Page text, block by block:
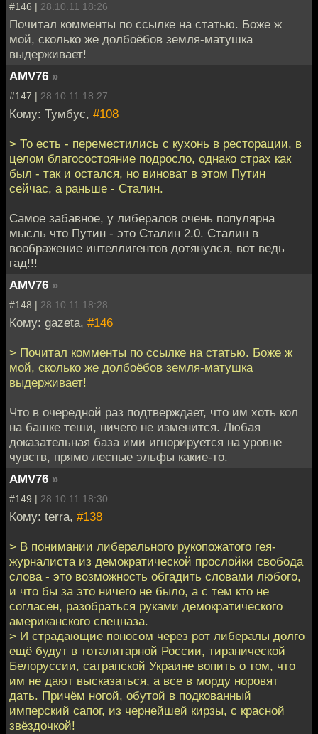
#146 | 28.10.11 18:26
Почитал комменты по ссылке на статью. Боже ж
мой, сколько же долбоёбов земля-матушка
выдерживает!
AMV76 »
#147 | 28.10.11 18:27
Кому: Тумбус, #108
> То есть - переместились с кухонь в ресторации, в
целом благосостояние подросло, однако страх как
был - так и остался, но виноват в этом Путин
сейчас, а раньше - Сталин.
Самое забавное, у либералов очень популярна
мысль что Путин - это Сталин 2.0. Сталин в
воображение интеллигентов дотянулся, вот ведь
гад!!!
AMV76 »
#148 | 28.10.11 18:28
Кому: gazeta, #146
> Почитал комменты по ссылке на статью. Боже ж
мой, сколько же долбоёбов земля-матушка
выдерживает!
Что в очередной раз подтверждает, что им хоть кол
на башке теши, ничего не изменится. Любая
доказательная база ими игнорируется на уровне
чувств, прямо лесные эльфы какие-то.
AMV76 »
#149 | 28.10.11 18:30
Кому: terra, #138
> В понимании либерального рукопожатого гея-
журналиста из демократической прослойки свобода
слова - это возможность обгадить словами любого,
и что бы за это ничего не было, а с тем кто не
согласен, разобраться руками демократического
американского спецназа.
> И страдающие поносом через рот либералы долго
ещё будут в тоталитарной России, тиранической
Белоруссии, сатрапской Украине вопить о том, что
им не дают высказаться, а все в морду норовят
дать. Причём ногой, обутой в подкованный
имперский сапог, из чернейшей кирзы, с красной
звёздочкой!